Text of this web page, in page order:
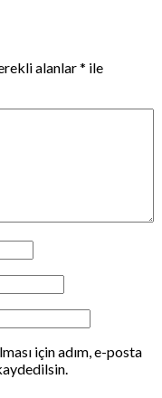
alanlar* ile
için adım, e-posta